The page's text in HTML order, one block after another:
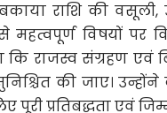
राशि की वसूली,
महत्वपूर्ण विषयों पर
कि राजस्व संग्रहण एवं
की जाए।
पूरी प्रतिबद्धता एवं